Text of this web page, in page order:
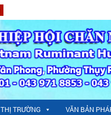
THỊ TRƯỜNG VĂN BẢN